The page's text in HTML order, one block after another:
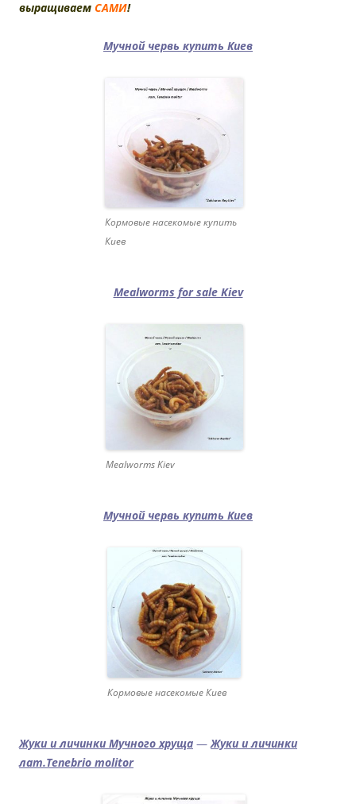
выращиваем САМИ!
Мучной червь купить Киев
Кормовые насекомые купить
Киев
Mealworms for sale Kiev
Mealworms Kiev
Мучной червь купить Киев
Кормовые насекомые Киев
Жуки и личинки Мучного хруща —Жуки и личинки
лат.Tenebrio molitor